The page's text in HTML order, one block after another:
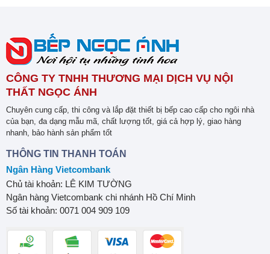
CÔNG TY TNHH THƯƠNG MẠI DỊCH VỤ NỘI
THẤT NGỌC ÁNH
Chuyên cung cấp, thi công và lắp đặt thiết bị bếp cao cấp cho ngôi nhà
của bạn, đa dạng mẫu mã, chất lượng tốt, giá cả hợp lý, giao hàng
nhanh, bảo hành sản phẩm tốt
THÔNG TIN THANH TOÁN
Ngân Hàng Vietcombank
Chủ tài khoản: LÊ KIM TƯỜNG
Ngân hàng Vietcombank chi nhánh Hồ Chí Minh
Số tài khoản: 0071 004 909 109